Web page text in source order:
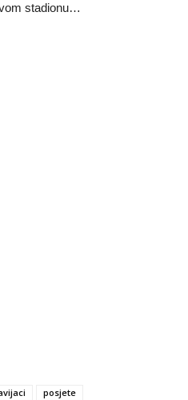
stadionu…
posjete